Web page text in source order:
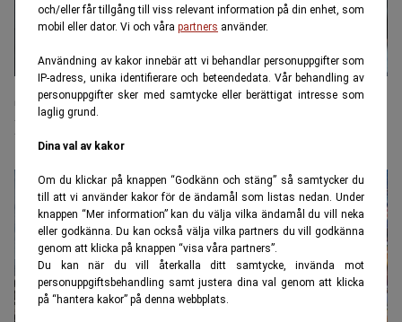
och/eller får tillgång till viss relevant information på din enhet, som
mobil eller dator. Vi och våra partners använder.
Användning av kakor innebär att vi behandlar personuppgifter som
IP-adress, unika identifierare och beteendedata. Vår behandling av
personuppgifter sker med samtycke eller berättigat intresse som
laglig grund.
Dina val av kakor
Om du klickar på knappen “Godkänn och stäng” så samtycker du
till att vi använder kakor för de ändamål som listas nedan. Under
knappen “Mer information” kan du välja vilka ändamål du vill neka
eller godkänna. Du kan också välja vilka partners du vill godkänna
genom att klicka på knappen “visa våra partners”.
Du kan när du vill återkalla ditt samtycke, invända mot
personuppgiftsbehandling samt justera dina val genom att klicka
på “hantera kakor” på denna webbplats.
Sverige: Stoppa export av lyxvaror till
Ryssland